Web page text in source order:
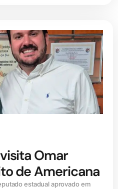
Omar
de Americana
estadual aprovado em